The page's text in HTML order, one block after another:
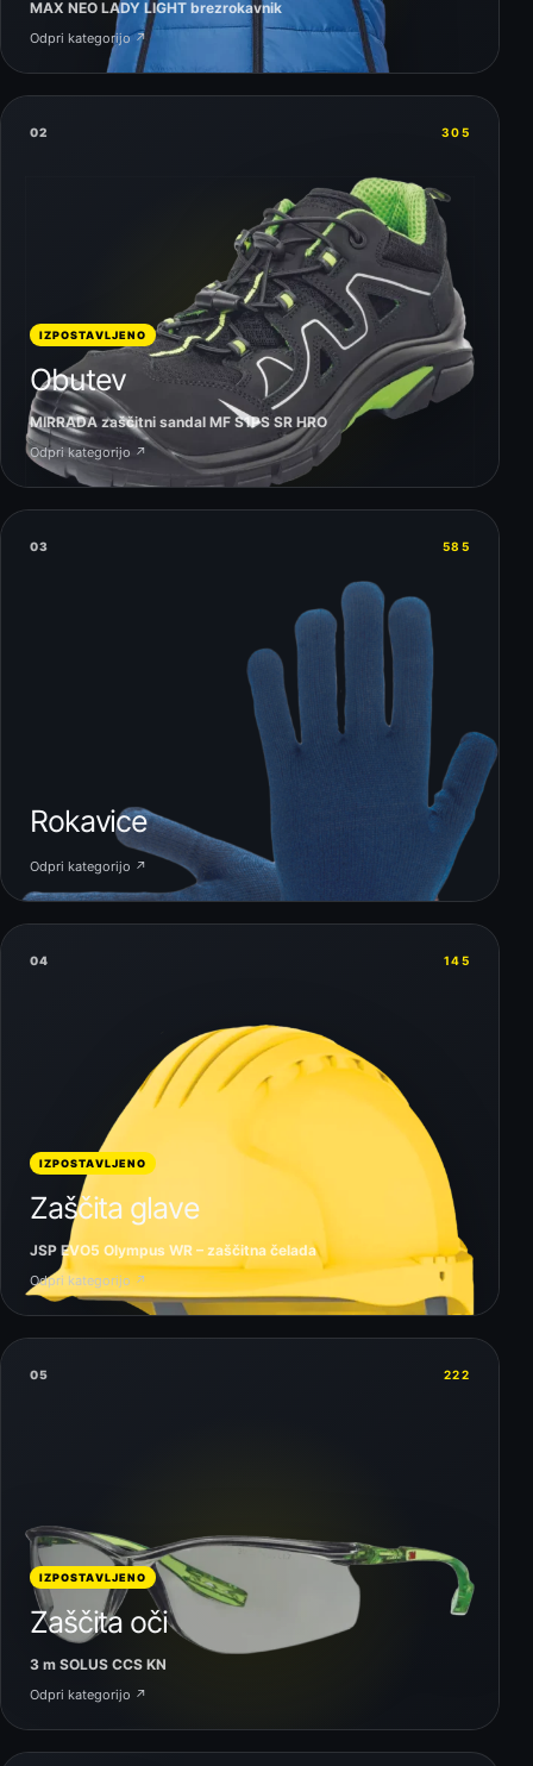
MAX NEO LADY LIGHT brezrokavnik
Odpri kategorijo ↗
02 305
IZPOSTAVLJENO
Obutev
MIRRADA zaščitni sandal MF S1PS SR HRO
Odpri kategorijo ↗
03 585
Rokavice
Odpri kategorijo ↗
04 145
IZPOSTAVLJENO
Zaščita glave
JSP EVO5 Olympus WR – zaščitna čelada
Odpri kategorijo ↗
05 222
IZPOSTAVLJENO
Zaščita oči
3 m SOLUS CCS KN
Odpri kategorijo ↗